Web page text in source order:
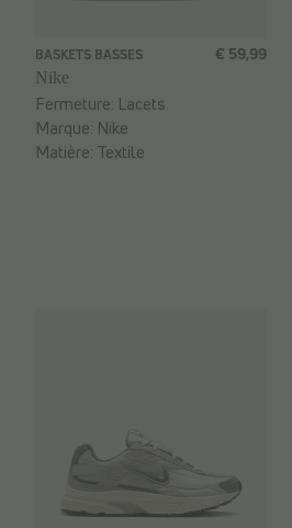
BASKETS BASSES
Nike
€ 59,99
Fermeture: Lacets
Marque: Nike
Matière: Textile